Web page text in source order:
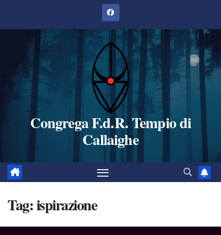
Congrega F.d.R. Tempio di
Callaighe
Tag:ispirazione